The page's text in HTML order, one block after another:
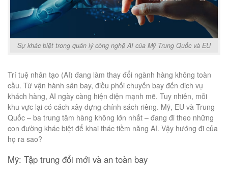
Sự khác biệt trong quản lý công nghệ AI của Mỹ Trung Quốc và EU
Trí tuệ nhân tạo (AI) đang làm thay đổi ngành hàng không toàn
cầu. Từ vận hành sân bay, điều phối chuyến bay đến dịch vụ
khách hàng, AI ngày càng hiện diện mạnh mẽ. Tuy nhiên, mỗi
khu vực lại có cách xây dựng chính sách riêng. Mỹ, EU và Trung
Quốc – ba trung tâm hàng không lớn nhất – đang đi theo những
con đường khác biệt để khai thác tiềm năng AI. Vậy hướng đi của
họ ra sao?
Mỹ: Tập trung đổi mới và an toàn bay